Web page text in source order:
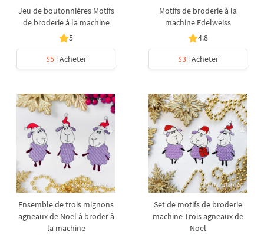
Jeu de boutonnières Motifs
de broderie à la machine
5
$5| Acheter
Motifs de broderie à la
machine Edelweiss
4.8
$3| Acheter
Ensemble de trois mignons
agneaux de Noël à broder à
la machine
Set de motifs de broderie
machine Trois agneaux de
Noël